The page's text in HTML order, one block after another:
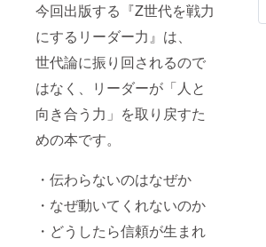
今回出版する『Z世代を戦力
にするリーダー力』は、
世代論に振り回されるので
はなく、リーダーが「人と
向き合う力」を取り戻すた
めの本です。
・伝わらないのはなぜか
・なぜ動いてくれないのか
・どうしたら信頼が生まれ